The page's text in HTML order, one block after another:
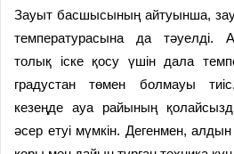
Зауыт басшысының айтуынша,
температурасына да тәуелді.
толық іске қосу үшін дала
градустан төмен болмауы
кезеңде ауа райының
әсер етуі мүмкін. Дегенмен,